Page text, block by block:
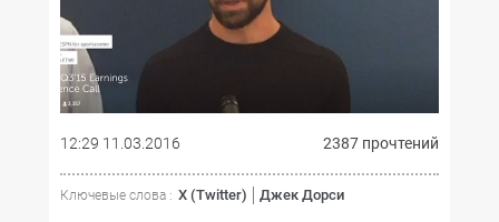
12:29 11.03.2016 2387 прочтений
Ключевые слова : X (Twitter) Джек Дорси